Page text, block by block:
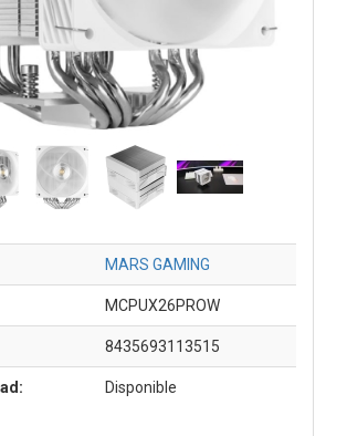
MARS GAMING
MCPUX26PROW
8435693113515
Disponible